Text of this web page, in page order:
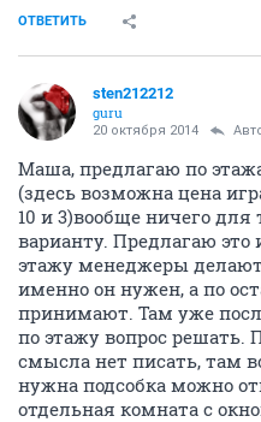
ОТВЕТИТЬ
sten212212
guru
20 октября 2014
Маша, предлагаю по
(здесь возможна цена
10 и 3)вообще ничего для
варианту. Предлагаю это
этажу менеджеры
именно он нужен, а по
принимают. Там уже
по этажу вопрос решать.
смысла нет писать, там
нужна подсобка можно
отдельная комната с